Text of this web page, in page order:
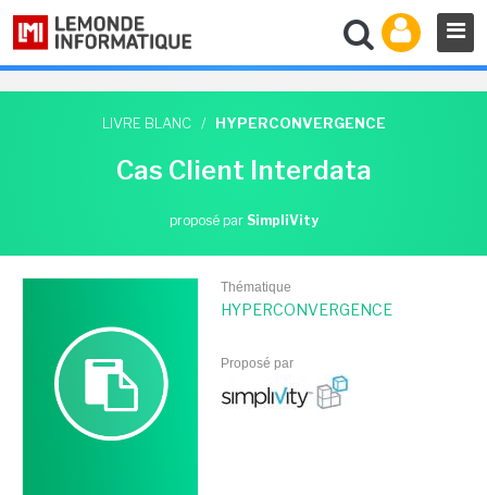
LIVRE BLANC / HYPERCONVERGENCE
Cas Client Interdata
proposé par SimpliVity
Thématique
HYPERCONVERGENCE
Proposé par